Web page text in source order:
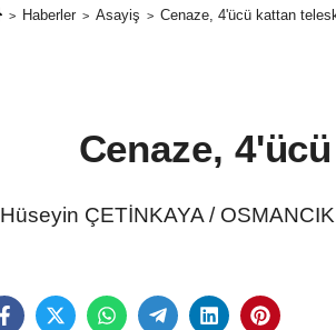
Haberler Asayiş Cenaze, 4'ücü kattan
Cenaze,
Hüseyin ÇETİNKAYA /